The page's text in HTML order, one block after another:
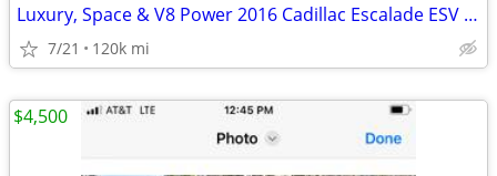
Luxury, Space & V8 Power 2016 Cadillac Escalade ESV Luxury Collectio
7/21 120k mi
$4,500